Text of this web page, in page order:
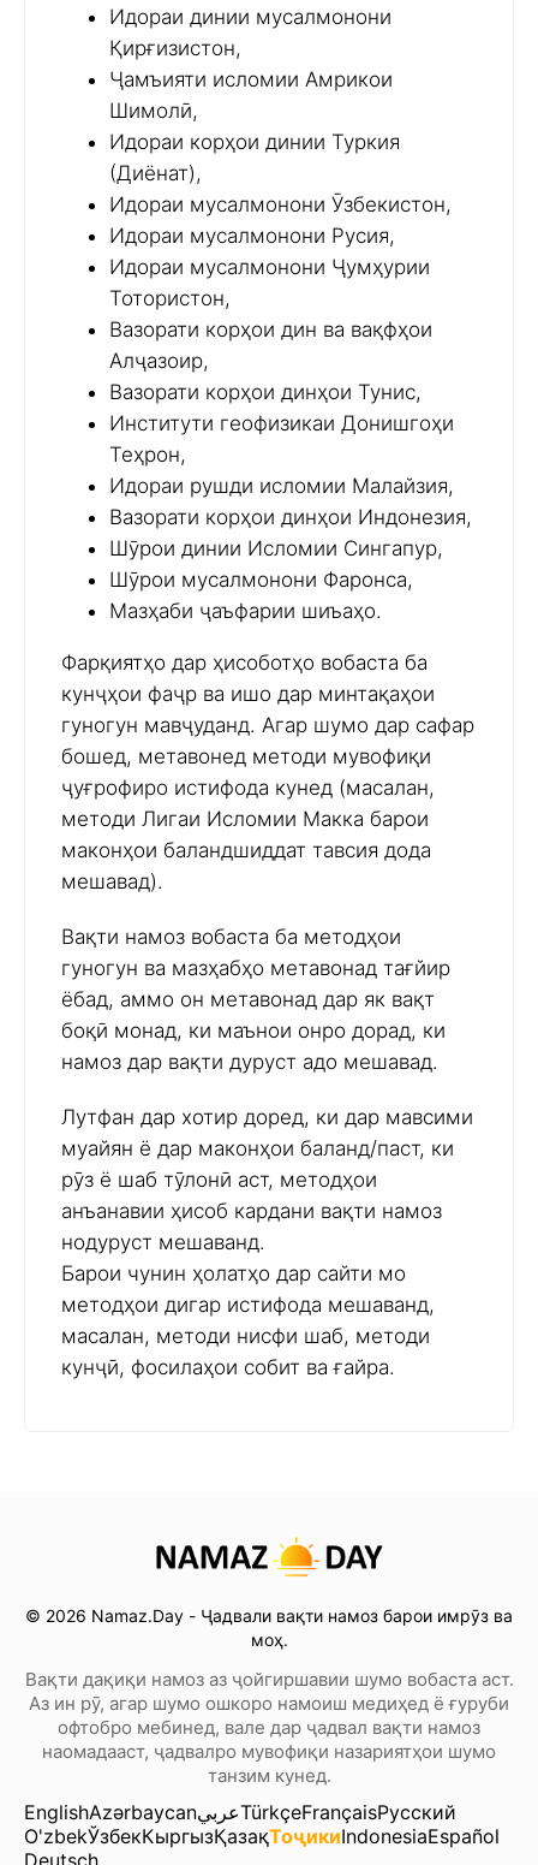
Идораи динии мусалмонони
Қирғизистон,
Ҷамъияти исломии Амрикои
Шимолӣ,
Идораи корҳои динии Туркия
(Диёнат),
Идораи мусалмонони Ӯзбекистон,
Идораи мусалмонони Русия,
Идораи мусалмонони Ҷумҳурии
Тотористон,
Вазорати корҳои дин ва вақфҳои
Алҷазоир,
Вазорати корҳои динҳои Тунис,
Институти геофизикаи Донишгоҳи
Теҳрон,
Идораи рушди исломии Малайзия,
Вазорати корҳои динҳои Индонезия,
Шӯрои динии Исломии Сингапур,
Шӯрои мусалмонони Фаронса,
Мазҳаби ҷаъфарии шиъаҳо.
Фарқиятҳо дар ҳисоботҳо вобаста ба
кунҷҳои фаҷр ва ишо дар минтақаҳои
гуногун мавҷуданд. Агар шумо дар сафар
бошед, метавонед методи мувофиқи
ҷуғрофиро истифода кунед (масалан,
методи Лигаи Исломии Макка барои
маконҳои баландшиддат тавсия дода
мешавад).
Вақти намоз вобаста ба методҳои
гуногун ва мазҳабҳо метавонад тағйир
ёбад, аммо он метавонад дар як вақт
боқӣ монад, ки маънои онро дорад, ки
намоз дар вақти дуруст адо мешавад.
Лутфан дар хотир доред, ки дар мавсими
муайян ё дар маконҳои баланд/паст, ки
рӯз ё шаб тӯлонӣ аст, методҳои
анъанавии ҳисоб кардани вақти намоз
нодуруст мешаванд.
Барои чунин ҳолатҳо дар сайти мо
методҳои дигар истифода мешаванд,
масалан, методи нисфи шаб, методи
кунҷӣ, фосилаҳои собит ва ғайра.
© 2026 Namaz.Day - Ҷадвали вақти намоз барои имрӯз ва
моҳ.
Вақти дақиқи намоз аз ҷойгиршавии шумо вобаста аст.
Аз ин рӯ, агар шумо ошкоро намоиш медиҳед ё ғуруби
офтобро мебинед, вале дар ҷадвал вақти намоз
наомадааст, ҷадвалро мувофиқи назариятҳои шумо
танзим кунед.
EnglishAzərbaycanعربيTürkçeFrançaisРусский
O'zbekЎзбекКыргызҚазақТоҷикиIndonesiaEspañol